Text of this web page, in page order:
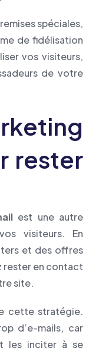
spéciales,
de fidélisation
vos visiteurs,
de votre
rester
est une autre
visiteurs. En
et des offres
rester en contact
site.
cette stratégie.
d’e-mails, car
les inciter à se